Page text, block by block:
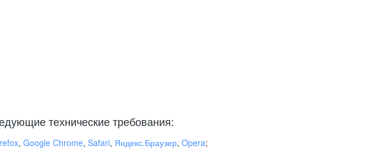
технические требования:
, Google Chrome, Safari, Яндекс.Браузер, Opera;